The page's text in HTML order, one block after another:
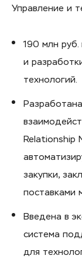
Управление и
190 млн руб.
и
технологий.
Relationship
закупки,
поставками
Введена в
система
для